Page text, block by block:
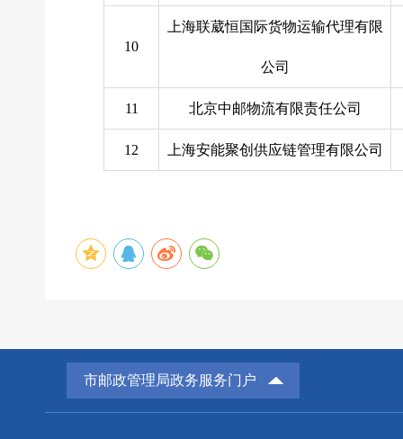
10
上海联葳恒国际货物运输代理有限
公司
11 北京中邮物流有限责任公司
12 上海安能聚创供应链管理有限公司
市邮政管理局政务服务门户